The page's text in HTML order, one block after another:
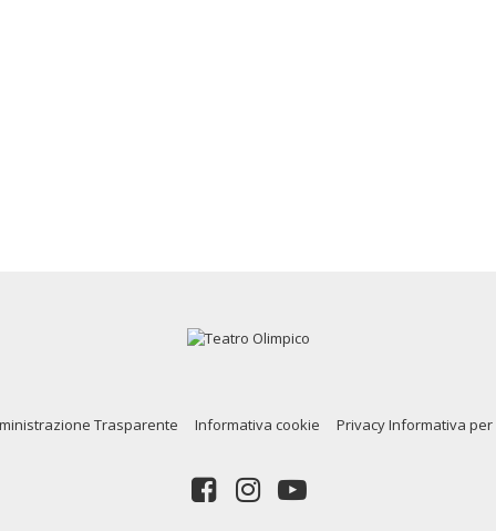
Trasparente Informativa cookie Privacy Informativa